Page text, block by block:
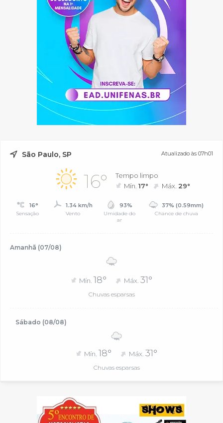
São Paulo, SP Atualizado às 07h01
16°
Tempo limpo
Mín.17° Máx. 29°
16°
Sensação
1.34 km/h
Vento
93%
Umidade do
ar
37% (0.59mm)
Chance de chuva
Amanhã (07/08)
Mín. 18° Máx. 31°
Chuvas esparsas
Sábado (08/08)
Mín. 18° Máx.31°
Chuvas esparsas